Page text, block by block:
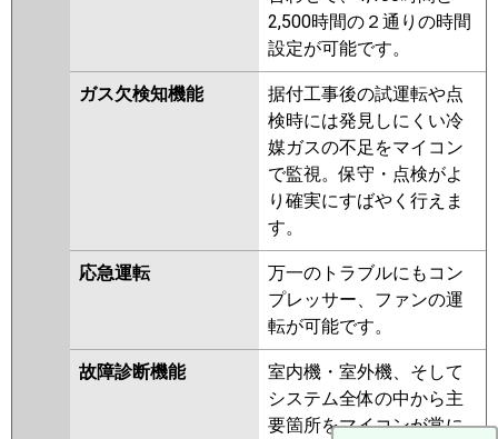
2,500時間の２通りの時間
設定が可能です。
ガス欠検知機能
据付工事後の試運転や点
検時には発見しにくい冷
媒ガスの不足をマイコン
で監視。保守・点検がよ
り確実にすばやく行えま
す。
応急運転
万一のトラブルにもコン
プレッサー、ファンの運
転が可能です。
故障診断機能
室内機・室外機、そして
システム全体の中から主
要箇所をマイコンが常に